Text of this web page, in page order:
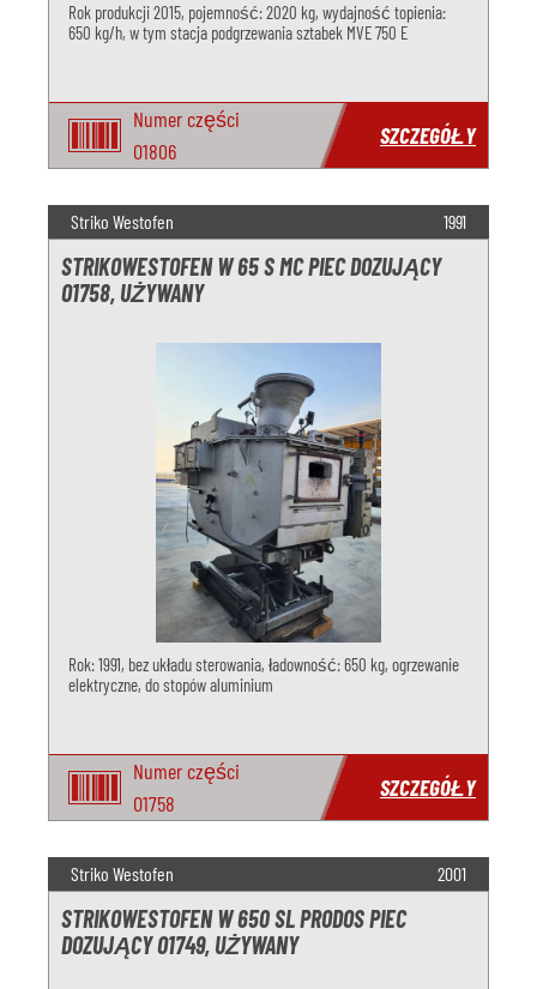
Rok produkcji 2015, pojemność: 2020 kg, wydajność topienia:
650 kg/h, w tym stacja podgrzewania sztabek MVE 750 E
Numer części
O1806
SZCZEGÓŁY
Striko Westofen 1991
STRIKOWESTOFEN W 65 S MC PIEC DOZUJĄCY
O1758, UŻYWANY
Rok: 1991, bez układu sterowania, ładowność: 650 kg, ogrzewanie
elektryczne, do stopów aluminium
Numer części
O1758
SZCZEGÓŁY
Striko Westofen 2001
STRIKOWESTOFEN W 650 SL PRODOS PIEC
DOZUJĄCY O1749, UŻYWANY